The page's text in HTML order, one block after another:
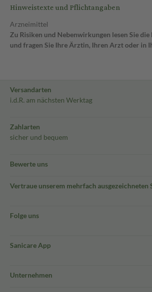
Hinweistexte und Pflichtangaben
Arzneimittel
Zu Risiken und Nebenwirkungen lesen Sie die
und fragen Sie Ihre Ärztin, Ihren Arzt oder in
Versandarten
i.d.R. am nächsten Werktag
Zahlarten
sicher und bequem
Bewerte uns
Vertraue unserem mehrfach ausgezeichneten
Folge uns
Sanicare App
Unternehmen